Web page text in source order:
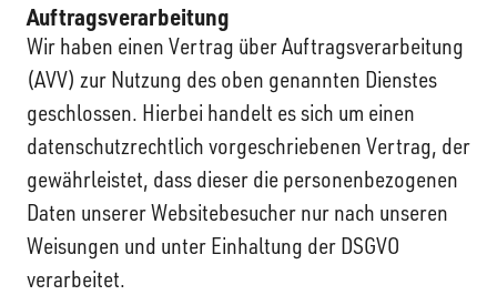
Auftragsverarbeitung
Wir haben einen Vertrag über Auftragsverarbeitung
(AVV) zur Nutzung des oben genannten Dienstes
geschlossen. Hierbei handelt es sich um einen
datenschutzrechtlich vorgeschriebenen Vertrag, der
gewährleistet, dass dieser die personenbezogenen
Daten unserer Websitebesucher nur nach unseren
Weisungen und unter Einhaltung der DSGVO
verarbeitet.